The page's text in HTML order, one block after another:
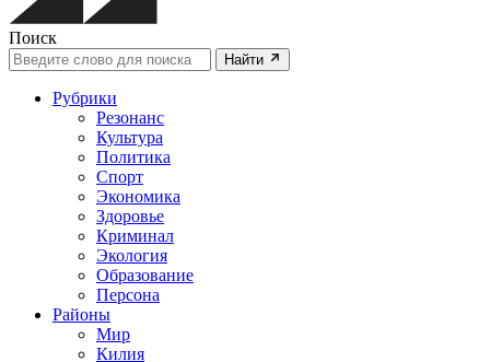
Поиск
Найти
Рубрики
Резонанс
Культура
Политика
Спорт
Экономика
Здоровье
Криминал
Экология
Образование
Персона
Районы
Мир
Килия